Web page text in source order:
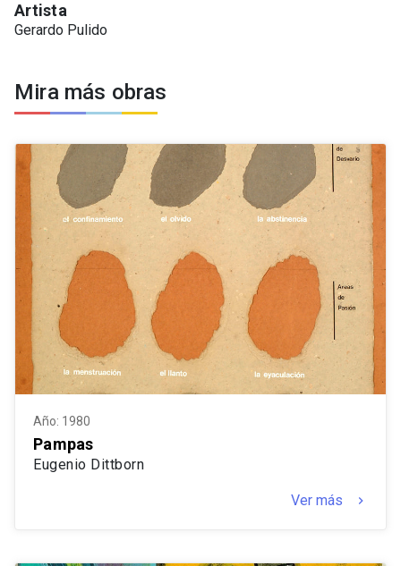
Artista
Gerardo Pulido
Mira más obras
Año: 1980
Pampas
Eugenio Dittborn
Ver más keyboard_arrow_right